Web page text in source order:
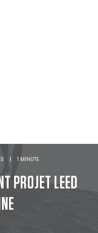
| 1 MINUTE
PROJET LEED